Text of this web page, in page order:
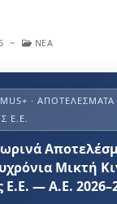
για σπουδές
για
για
για
ιδρύματα
Πολιτικής
Πολιτικής
φοιτητή Erasmus+
institutions
~ ΝΈΑ
·
Ε.Ε.
Μικτή
Ε.Ε. — Α.Ε.